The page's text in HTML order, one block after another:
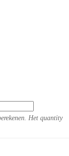
Het quantity